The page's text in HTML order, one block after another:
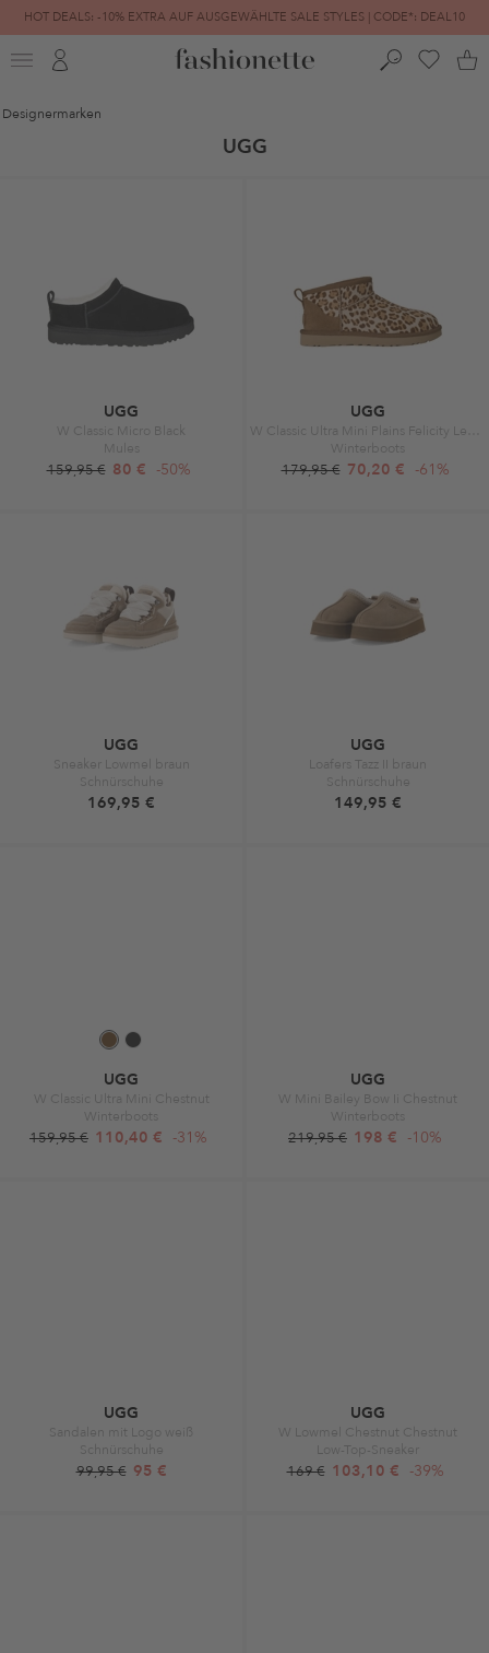
HOT DEALS: -10% EXTRA AUF AUSGEWÄHLTE SALE STYLES | CODE*: DEAL10
FINAL SALE | BIS ZU -80% REDUZIERT
Designermarken
UGG
UGG
W Classic Micro Black
Mules
159,95 € 80 € -50%
UGG
Winterboots
179,95 € 70,20 € -61%
UGG
Sneaker Lowmel braun
Schnürschuhe
169,95 €
UGG
Loafers Tazz II braun
Schnürschuhe
149,95 €
UGG
W Classic Ultra Mini Chestnut
Winterboots
159,95 € 110,40 € -31%
UGG
W Mini Bailey Bow Ii Chestnut
Winterboots
219,95 € 198 € -10%
UGG
Sandalen mit Logo weiß
Schnürschuhe
99,95 € 95 €
UGG
W Lowmel Chestnut Chestnut
Low-Top-Sneaker
169 € 103,10 € -39%